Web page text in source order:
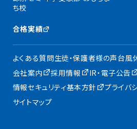
ち校
合格実績
よくある質問生徒・保護者様の声台風
会社案内
採用情報
IR・電子公告
情報セキュリティ基本方針
プライバ
サイトマップ